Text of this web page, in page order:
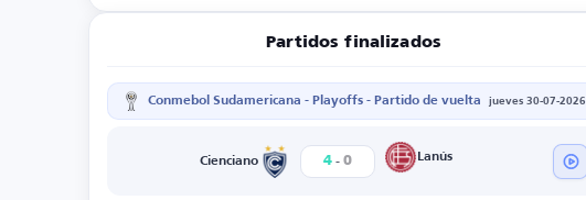
Partidos finalizados
Conmebol Sudamericana - Playoffs - Partido de vuelta jueves 30-07-2026
Cienciano 4 - 0 Lanús